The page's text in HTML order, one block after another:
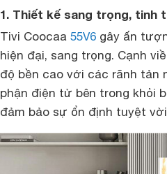
1. Thiết kế sang trọng, tinh
Tivi Coocaa 55V6 gây ấn
hiện đại, sang trọng. Cạnh
độ bền cao với các rãnh tản
phận điện tử bên trong khỏi
đảm bảo sự ổn định tuyệt